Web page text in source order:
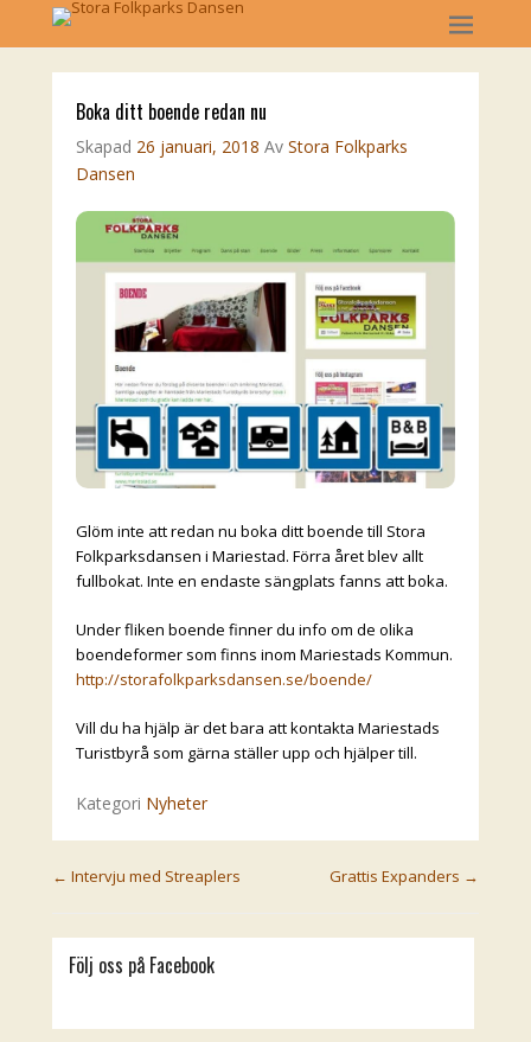
Boka ditt boende redan nu
Skapad 26 januari, 2018 Av Stora Folkparks
Dansen
Glöm inte att redan nu boka ditt boende till Stora
Folkparksdansen i Mariestad. Förra året blev allt
fullbokat. Inte en endaste sängplats fanns att boka.
Under fliken boende finner du info om de olika
boendeformer som finns inom Mariestads Kommun.
http://storafolkparksdansen.se/boende/
Vill du ha hjälp är det bara att kontakta Mariestads
Turistbyrå som gärna ställer upp och hjälper till.
Kategori Nyheter
Post navigation
← Intervju med Streaplers Grattis Expanders →
Följ oss på Facebook